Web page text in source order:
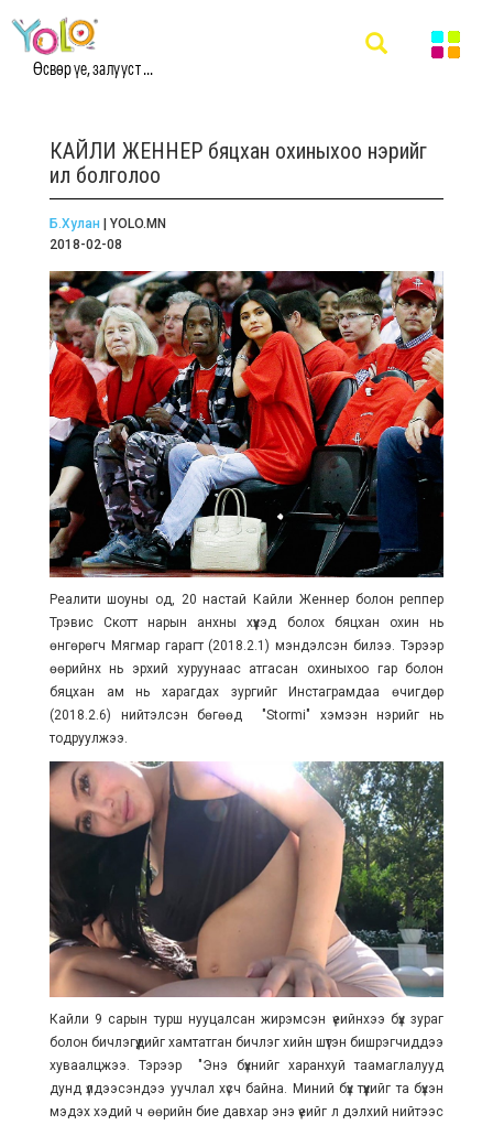
Өсвөр үе, залууст ...
КАЙЛИ ЖЕННЕР бяцхан охиныхоо нэрийг
ил болголоо
Б.Хулан | YOLO.MN
2018-02-08
Реалити шоуны од, 20 настай Кайли Женнер болон реппер
Трэвис Скотт нарын анхны хүүхэд болох бяцхан охин нь
өнгөрөгч Мягмар гарагт (2018.2.1) мэндэлсэн билээ. Тэрээр
өөрийнх нь эрхий хуруунаас атгасан охиныхоо гар болон
бяцхан ам нь харагдах зургийг Инстаграмдаа өчигдөр
(2018.2.6) нийтэлсэн бөгөөд "Stormi" хэмээн нэрийг нь
тодруулжээ.
Кайли 9 сарын турш нууцалсан жирэмсэн үеийнхээ бүх зураг
болон бичлэгүүдийг хамтатган бичлэг хийн шүтэн бишрэгчиддээ
хуваалцжээ. Тэрээр "Энэ бүхнийг харанхуй таамаглалууд
дунд үлдээсэндээ уучлал хүсч байна. Миний бүх түүхийг та бүхэн
мэдэх хэдий ч өөрийн бие давхар энэ үеийг л дэлхий нийтээс